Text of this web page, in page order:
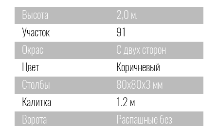
Высота
2,0 м.
Участок
91
Окрас
С двух сторон
Цвет
Коричневый
Столбы
80х80х3 мм
Калитка
1.2 м
Ворота
Распашные без